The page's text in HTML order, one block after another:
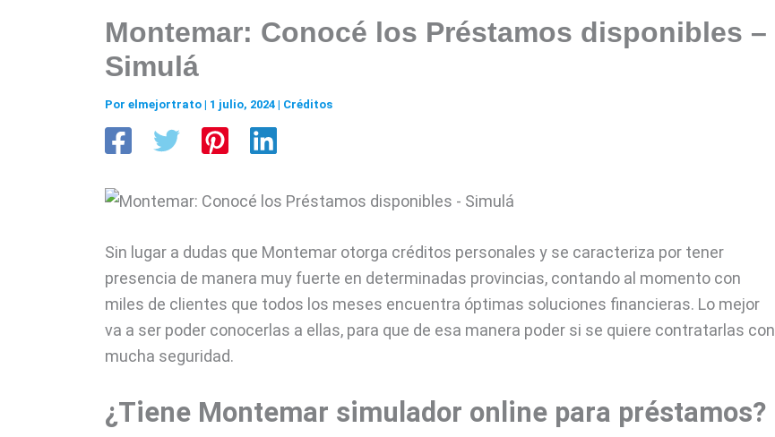
Montemar: Conocé los Préstamos disponibles –
Simulá
Por elmejortrato | 1 julio, 2024 | Créditos
Sin lugar a dudas que Montemar otorga créditos personales y se caracteriza por tener
presencia de manera muy fuerte en determinadas provincias, contando al momento con
miles de clientes que todos los meses encuentra óptimas soluciones financieras. Lo mejor
va a ser poder conocerlas a ellas, para que de esa manera poder si se quiere contratarlas con
mucha seguridad.
¿Tiene Montemar simulador online para préstamos?